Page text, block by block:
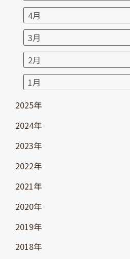
4月
3月
2月
1月
2025年
2024年
2023年
2022年
2021年
2020年
2019年
2018年